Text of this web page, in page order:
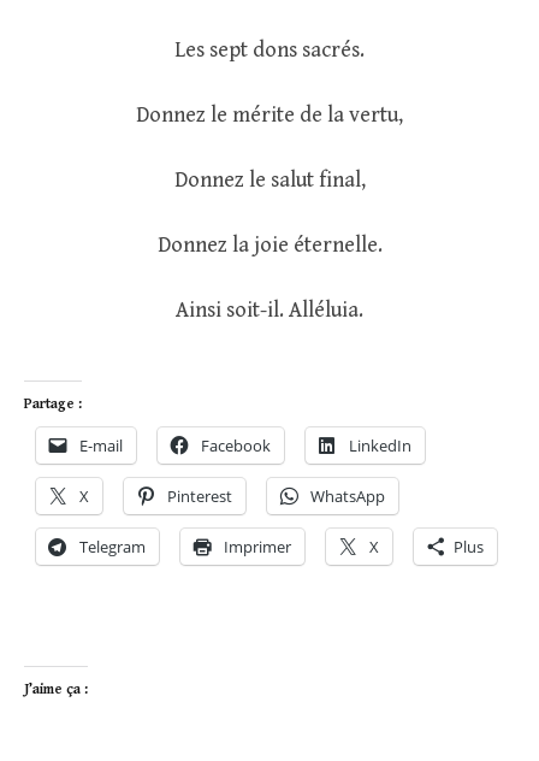
Les sept dons sacrés.
Donnez le mérite de la vertu,
Donnez le salut final,
Donnez la joie éternelle.
Ainsi soit-il. Alléluia.
Partage :
E-mail Facebook LinkedIn
X Pinterest WhatsApp
Telegram Imprimer X Plus
J’aime ça :